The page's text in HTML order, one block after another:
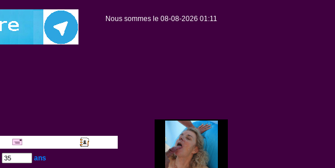
Nous sommes le 08-08-2026 01:11
ans